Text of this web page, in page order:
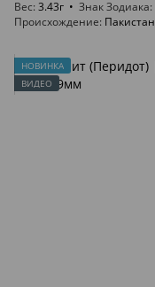
Вес 3.43г Знак Зодиака
Происхождение Пакистан
НОВИНКА
ВИДЕО